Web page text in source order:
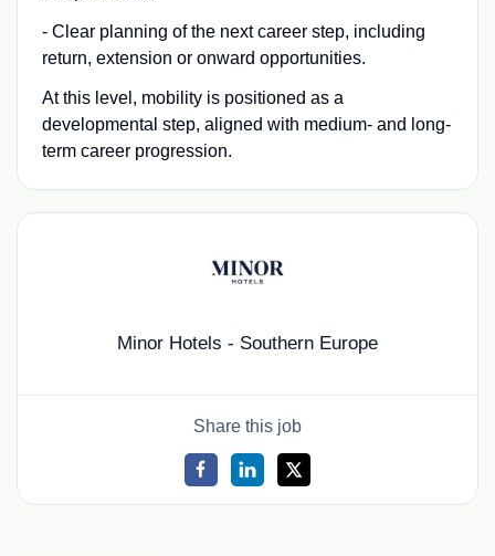
- Clear planning of the next career step, including
return, extension or onward opportunities.
At this level, mobility is positioned as a
developmental step, aligned with medium- and long-
term career progression.
Minor Hotels - Southern Europe
Share this job